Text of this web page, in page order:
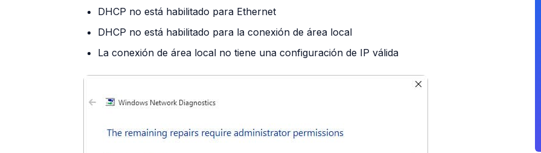
DHCP no está habilitado para Ethernet
DHCP no está habilitado para la conexión de área local
La conexión de área local no tiene una configuración de IP válida